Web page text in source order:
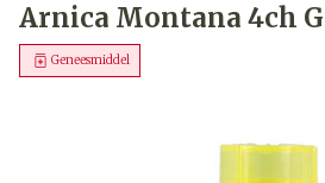
Arnica Montana 4ch
Geneesmiddel